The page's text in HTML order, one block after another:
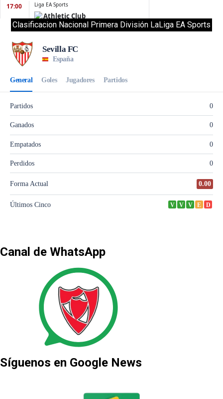
Clasificacion Nacional Primera División LaLiga EA Sports
Canal de WhatsApp
Síguenos en Google News